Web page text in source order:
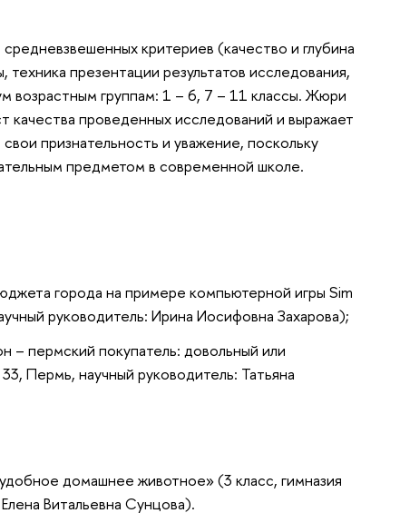
критериев (качество и глубина
презентации результатов исследования,
возрастным группам: 1 – 6, 7 – 11 классы. Жюри
качества проведенных исследований и выражает
признательность и уважение, поскольку
предметом в современной школе.
города на примере компьютерной игры Sim
руководитель: Ирина Иосифовна Захарова);
– пермский покупатель: довольный или
Пермь, научный руководитель: Татьяна
домашнее животное» (3 класс, гимназия
Витальевна Сунцова).